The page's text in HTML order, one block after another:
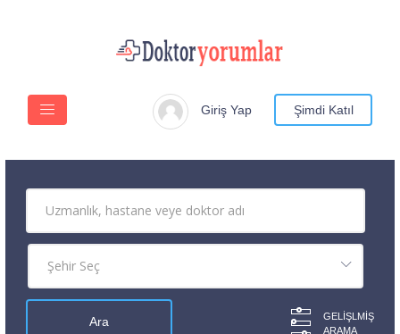
Giriş Yap Şimdi Katıl
GELIŞLMIŞ
ARAMA